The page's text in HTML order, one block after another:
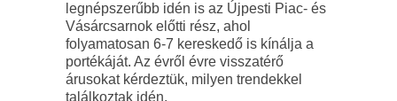
legnépszerűbb idén is az Újpesti Piac- és
Vásárcsarnok előtti rész, ahol
folyamatosan 6-7 kereskedő is kínálja a
portékáját. Az évről évre visszatérő
árusokat kérdeztük, milyen trendekkel
találkoztak idén.